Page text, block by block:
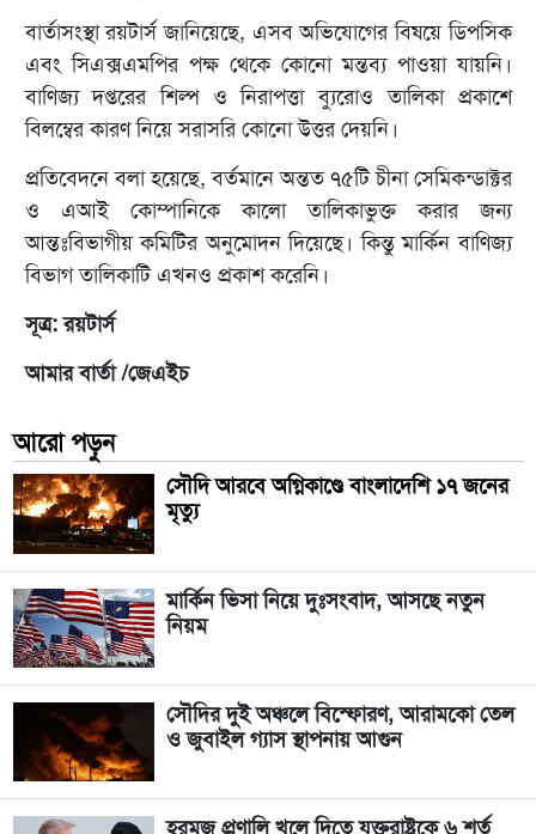
বার্তাসংস্থা রয়টার্স জানিয়েছে, এসব অভিযোগের বিষয়ে ডিপসিক
এবং সিএক্সএমপির পক্ষ থেকে কোনো মন্তব্য পাওয়া যায়নি।
বাণিজ্য দপ্তরের শিল্প ও নিরাপত্তা ব্যুরোও তালিকা প্রকাশে
বিলম্বের কারণ নিয়ে সরাসরি কোনো উত্তর দেয়নি।
প্রতিবেদনে বলা হয়েছে, বর্তমানে অন্তত ৭৫টি চীনা সেমিকন্ডাক্টর
ও এআই কোম্পানিকে কালো তালিকাভুক্ত করার জন্য
আন্তঃবিভাগীয় কমিটির অনুমোদন দিয়েছে। কিন্তু মার্কিন বাণিজ্য
বিভাগ তালিকাটি এখনও প্রকাশ করেনি।
সূত্র: রয়টার্স
আমার বার্তা /জেএইচ
আরো পড়ুন
সৌদি আরবে অগ্নিকাণ্ডে বাংলাদেশি ১৭ জনের
মৃত্যু
মার্কিন ভিসা নিয়ে দুঃসংবাদ, আসছে নতুন
নিয়ম
সৌদির দুই অঞ্চলে বিস্ফোরণ, আরামকো তেল
ও জুবাইল গ্যাস স্থাপনায় আগুন